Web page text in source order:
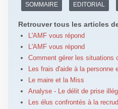
SOMMAIRE EDITORIAL
Retrouver tous les articles
L'AMF vous répond
L'AMF vous répond
Comment gérer les situations
Les frais d'aide à la personne
Le maire et la Miss
Analyse - Le délit de prise
Les élus confrontés à la